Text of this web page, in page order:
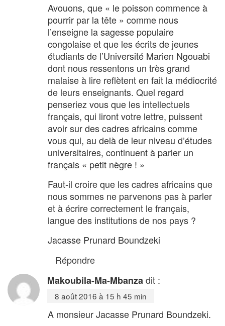
Avouons, que « le poisson commence à
pourrir par la tête » comme nous
l’enseigne la sagesse populaire
congolaise et que les écrits de jeunes
étudiants de l’Université Marien Ngouabi
dont nous ressentons un très grand
malaise à lire reflètent en fait la médiocrité
de leurs enseignants. Quel regard
penseriez vous que les intellectuels
français, qui liront votre lettre, puissent
avoir sur des cadres africains comme
vous qui, au delà de leur niveau d’études
universitaires, continuent à parler un
français « petit nègre ! »
Faut-il croire que les cadres africains que
nous sommes ne parvenons pas à parler
et à écrire correctement le français,
langue des institutions de nos pays ?
Jacasse Prunard Boundzeki
Répondre
Makoubila-Ma-Mbanzadit :
8 août 2016 à 15 h 45 min
A monsieur Jacasse Prunard Boundzeki.